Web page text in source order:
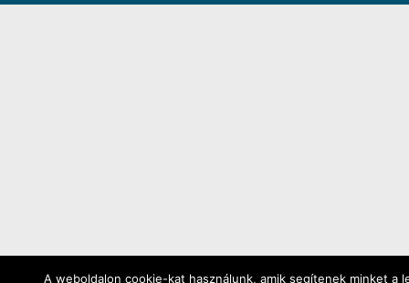
A weboldalon cookie-kat használunk, amik segítenek minket a